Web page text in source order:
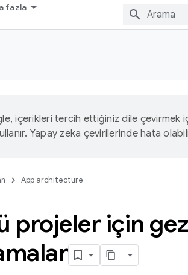
fazla
içerikleri tercih ettiğiniz dile çevirmek
Yapay zeka çevirilerinde hata
App architecture
projeler için